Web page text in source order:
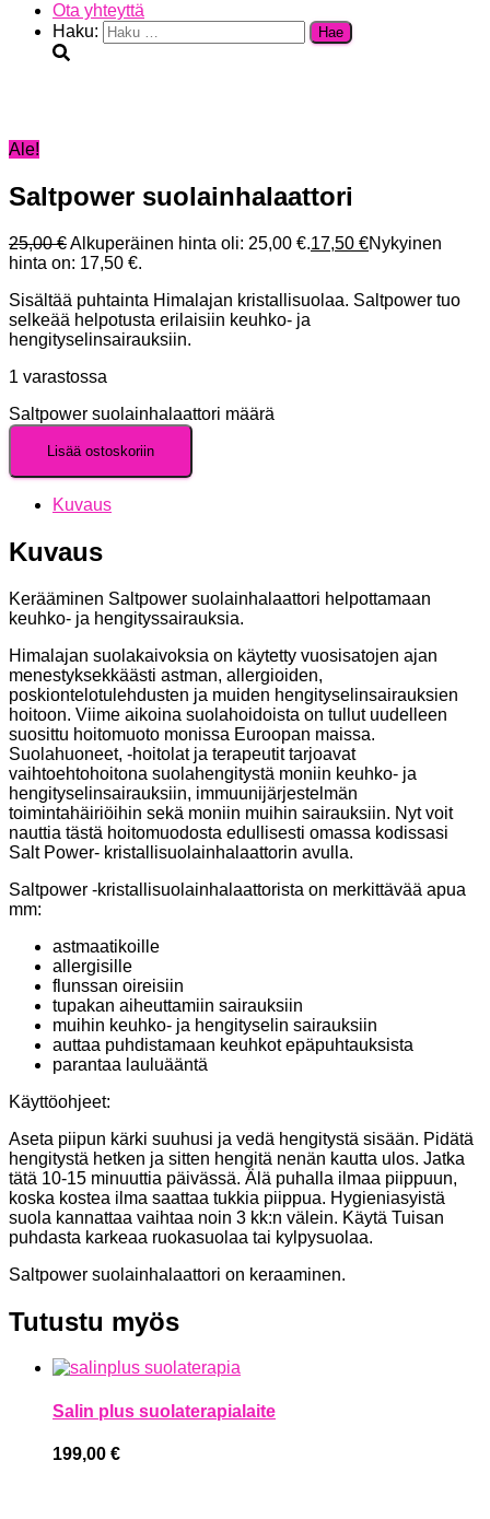
Ota yhteyttä
Haku:
Ale!
Saltpower suolainhalaattori
25,00€Alkuperäinen hinta oli: 25,00 €.17,50 €Nykyinen
hinta on: 17,50 €.
Sisältää puhtainta Himalajan kristallisuolaa. Saltpower tuo
selkeää helpotusta erilaisiin keuhko- ja
hengityselinsairauksiin.
1 varastossa
Saltpower suolainhalaattori määrä
Lisää ostoskoriin
Kuvaus
Kuvaus
Kerääminen Saltpower suolainhalaattori helpottamaan
keuhko- ja hengityssairauksia.
Himalajan suolakaivoksia on käytetty vuosisatojen ajan
menestyksekkäästi astman, allergioiden,
poskiontelotulehdusten ja muiden hengityselinsairauksien
hoitoon. Viime aikoina suolahoidoista on tullut uudelleen
suosittu hoitomuoto monissa Euroopan maissa.
Suolahuoneet, -hoitolat ja terapeutit tarjoavat
vaihtoehtohoitona suolahengitystä moniin keuhko- ja
hengityselinsairauksiin, immuunijärjestelmän
toimintahäiriöihin sekä moniin muihin sairauksiin. Nyt voit
nauttia tästä hoitomuodosta edullisesti omassa kodissasi
Salt Power- kristallisuolainhalaattorin avulla.
Saltpower -kristallisuolainhalaattorista on merkittävää apua
mm:
astmaatikoille
allergisille
flunssan oireisiin
tupakan aiheuttamiin sairauksiin
muihin keuhko- ja hengityselin sairauksiin
auttaa puhdistamaan keuhkot epäpuhtauksista
parantaa lauluääntä
Käyttöohjeet:
Aseta piipun kärki suuhusi ja vedä hengitystä sisään. Pidätä
hengitystä hetken ja sitten hengitä nenän kautta ulos. Jatka
tätä 10-15 minuuttia päivässä. Älä puhalla ilmaa piippuun,
koska kostea ilma saattaa tukkia piippua. Hygieniasyistä
suola kannattaa vaihtaa noin 3 kk:n välein. Käytä Tuisan
puhdasta karkeaa ruokasuolaa tai kylpysuolaa.
Saltpower suolainhalaattori on keraaminen.
Tutustu myös
Salin plus suolaterapialaite
199,00 €